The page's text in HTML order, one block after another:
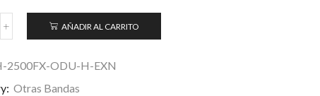
AÑADIR AL CARRITO
2500FX-ODU-H-EXN
Otras Bandas